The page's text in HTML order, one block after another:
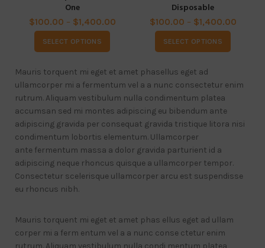
One
$100.00 – $1,400.00
SELECT OPTIONS
Disposable
$100.00 – $1,400.00
SELECT OPTIONS
Mauris torquent mi eget et amet phasellus eget ad
ullamcorper mi a fermentum vel a a nunc consectetur enim
rutrum. Aliquam vestibulum nulla condimentum platea
accumsan sed mi montes adipiscing eu bibendum ante
adipiscing gravida per consequat gravida tristique litora nisi
condimentum lobortis elementum. Ullamcorper
ante fermentum massa a dolor gravida parturient id a
adipiscing neque rhoncus quisque a ullamcorper tempor.
Consectetur scelerisque ullamcorper arcu est suspendisse
eu rhoncus nibh.
Mauris torquent mi eget et amet phas ellus eget ad ullam
corper mi a ferm entum vel a a nunc conse ctetur enim
rutrum. Aliquam vestibulum nulla condi mentum platea